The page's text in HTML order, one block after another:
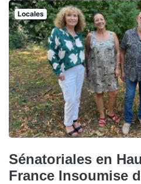
Locales
Sénatoriales en
France Insoumise